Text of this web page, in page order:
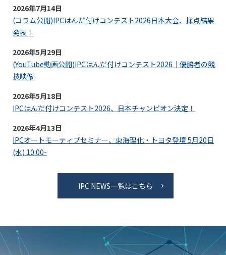
2026年7月14日
(コラム公開)IPCはんだ付けコンテスト2026日本大会、採点結果
発表！
2026年5月29日
(YouTube動画公開)IPCはんだ付けコンテスト2026｜優勝者の競
技映像
2026年5月18日
IPCはんだ付けコンテスト2026、日本チャンピオン決定！
2026年4月13日
IPCオートモーティブセミナー、東海理化・トヨタ登壇 5月20日
(水) 10:00-
IPC NEWS一覧はこちら